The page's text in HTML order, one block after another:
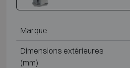
Marque
Dimensions extérieures
(mm)